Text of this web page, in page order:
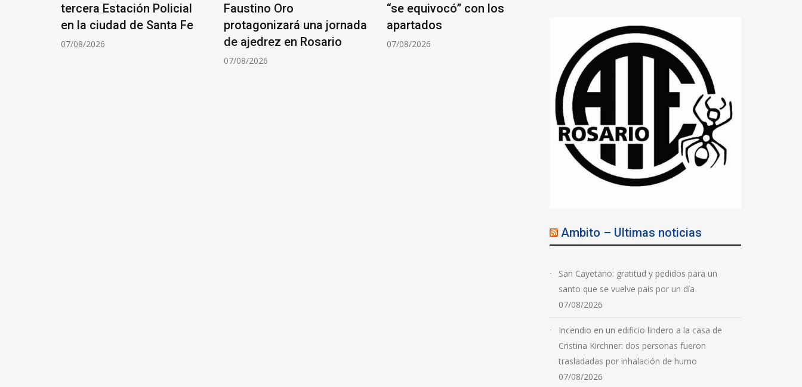
tercera Estación Policial
en la ciudad de Santa Fe
07/08/2026
Faustino Oro
protagonizará una jornada
de ajedrez en Rosario
07/08/2026
“se equivocó” con los
apartados
07/08/2026
Ambito – Ultimas noticias
San Cayetano: gratitud y pedidos para un
santo que se vuelve país por un día
07/08/2026
Incendio en un edificio lindero a la casa de
Cristina Kirchner: dos personas fueron
trasladadas por inhalación de humo
07/08/2026